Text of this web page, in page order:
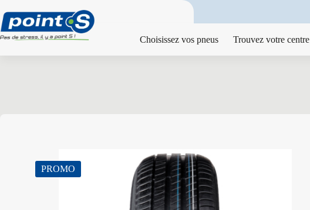
au
contenu
Choisissez vos pneus Trouvez votre centre
PROMO